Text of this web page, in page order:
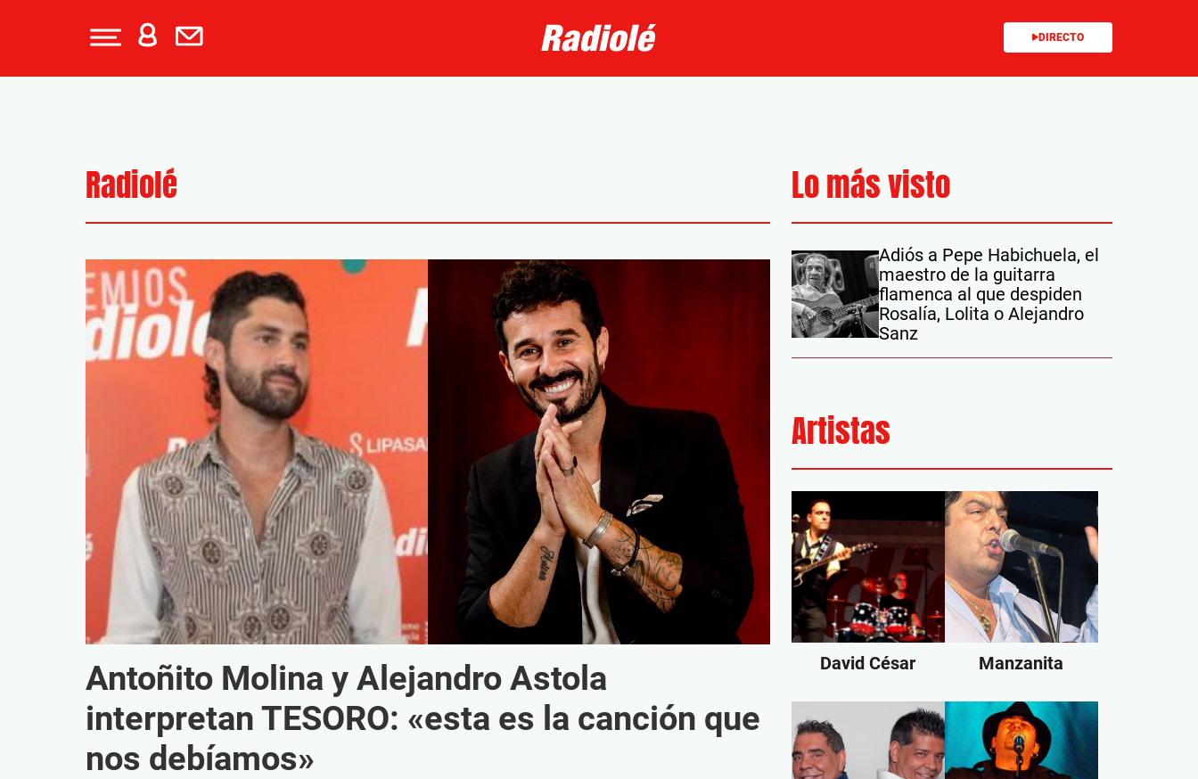
DIRECTO
Radiolé
Antoñito Molina y Alejandro Astola
interpretan TESORO: «esta es la canción que
nos debíamos»
Lo más visto
Adiós a Pepe Habichuela, el
maestro de la guitarra
flamenca al que despiden
Rosalía, Lolita o Alejandro
Sanz
Artistas
David César Manzanita